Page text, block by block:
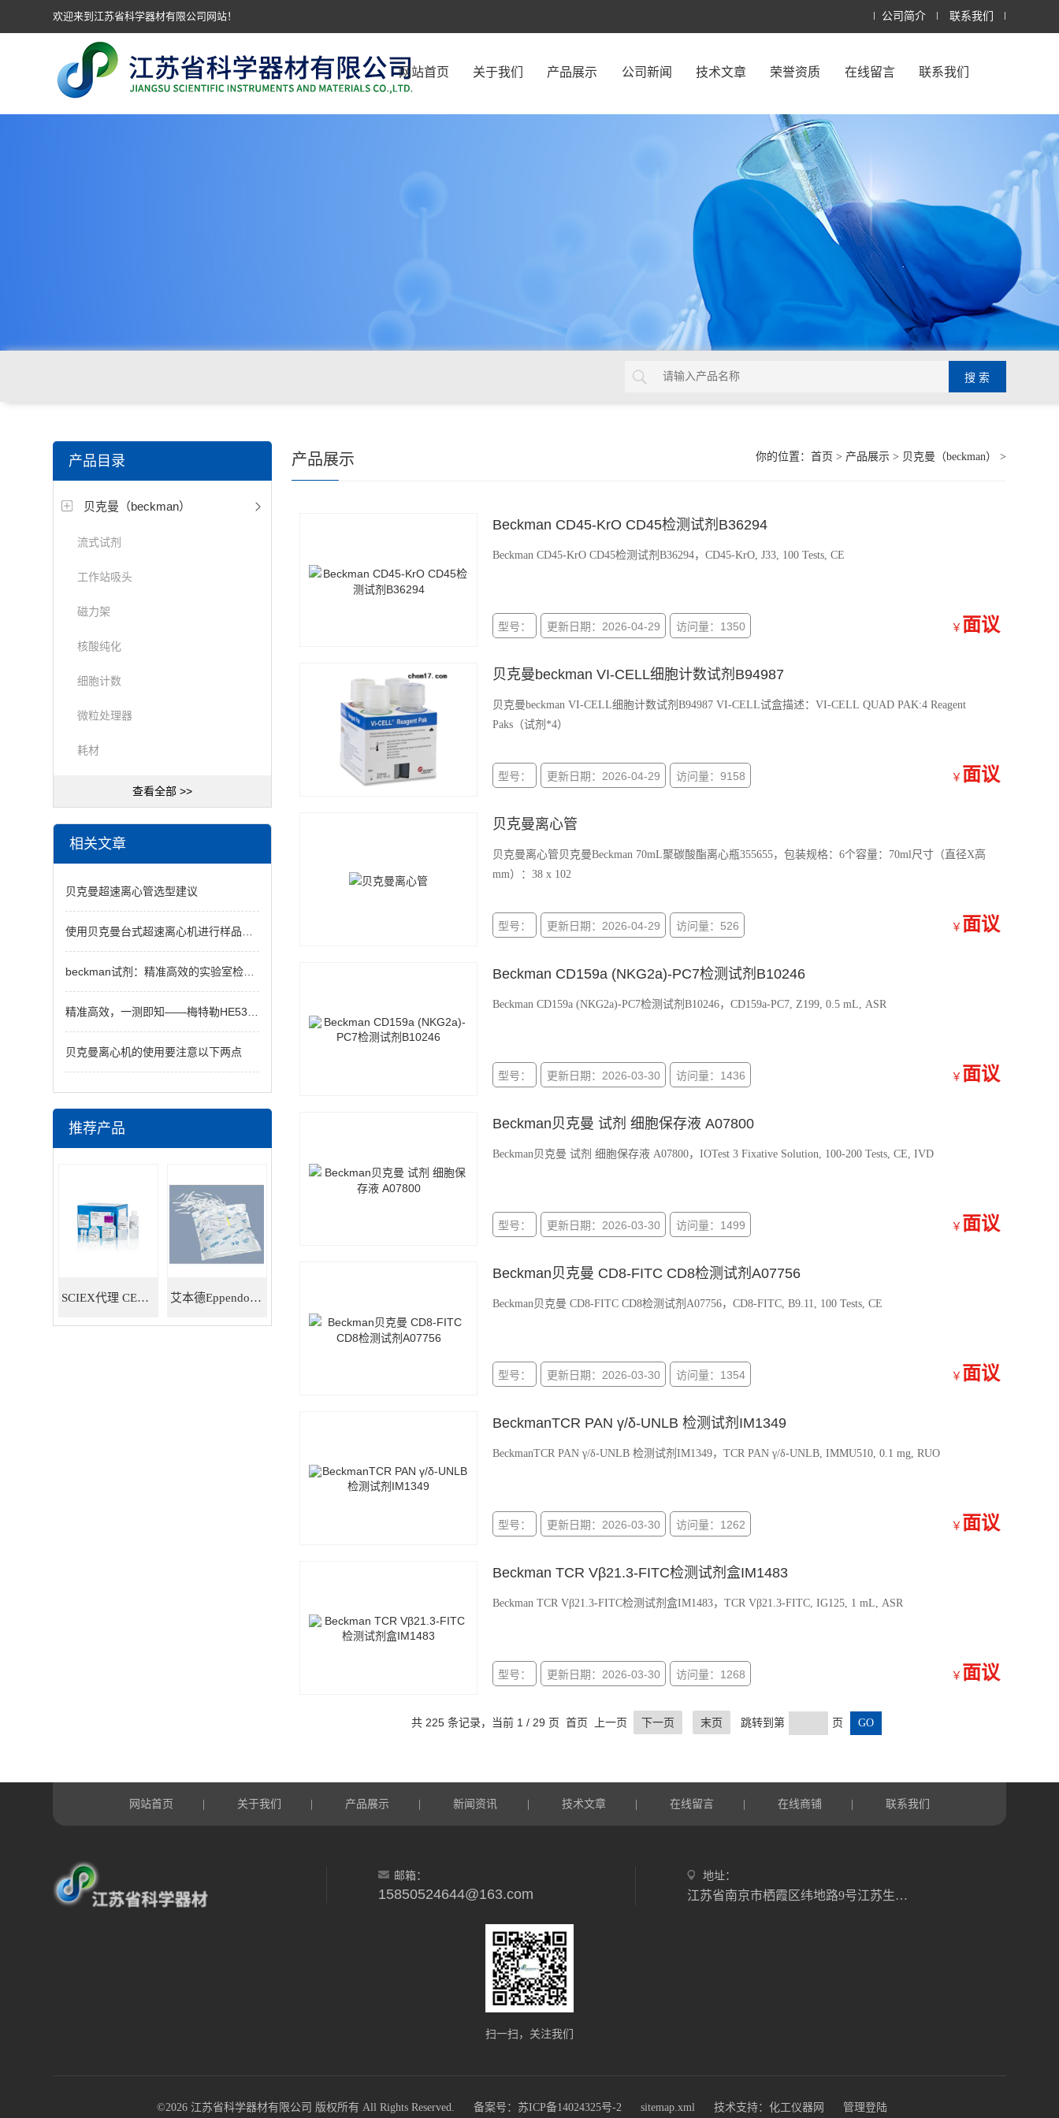
欢迎来到江苏省科学器材有限公司网站！ 公司简介 联系我们
网站首页 关于我们 产品展示 公司新闻 技术文章 荣誉资质 在线留言 联系我们
产品目录
贝克曼（beckman）
流式试剂
工作站吸头
磁力架
核酸纯化
细胞计数
微粒处理器
耗材
查看全部 >>
相关文章
贝克曼超速离心管选型建议
使用贝克曼台式超速离心机进行样品处理的优点
beckman试剂：精准高效的实验室检测试剂
精准高效，一测即知——梅特勒HE53快速水分仪开启实验室智能化新纪元
贝克曼离心机的使用要注意以下两点
推荐产品
SCIEX代理 CE耗材试剂 毛细管电泳试剂耗材 艾本德Eppendorf 5ml移液器吸头 30000978
你的位置： 首页 > 产品展示> 贝克曼（beckman） >
产品展示
Beckman CD45-KrO CD45检测试剂B36294
Beckman CD45-KrO CD45检测试剂B36294，CD45-KrO, J33, 100 Tests, CE
型号： 更新日期：2026-04-29 访问量：1350 ￥ 面议
贝克曼beckman VI-CELL细胞计数试剂B94987
贝克曼beckman VI-CELL细胞计数试剂B94987 VI-CELL试盒描述：VI-CELL QUAD PAK:4 Reagent
Paks（试剂*4）
型号： 更新日期：2026-04-29 访问量：9158 ￥ 面议
贝克曼离心管
贝克曼离心管贝克曼Beckman 70mL聚碳酸酯离心瓶355655，包装规格：6个容量：70ml尺寸（直径X高
mm）：38 x 102
型号： 更新日期：2026-04-29 访问量：526 ￥ 面议
Beckman CD159a (NKG2a)-PC7检测试剂B10246
Beckman CD159a (NKG2a)-PC7检测试剂B10246，CD159a-PC7, Z199, 0.5 mL, ASR
型号： 更新日期：2026-03-30 访问量：1436 ￥ 面议
Beckman贝克曼 试剂 细胞保存液 A07800
Beckman贝克曼 试剂 细胞保存液 A07800，IOTest 3 Fixative Solution, 100-200 Tests, CE, IVD
型号： 更新日期：2026-03-30 访问量：1499 ￥ 面议
Beckman贝克曼 CD8-FITC CD8检测试剂A07756
Beckman贝克曼 CD8-FITC CD8检测试剂A07756，CD8-FITC, B9.11, 100 Tests, CE
型号： 更新日期：2026-03-30 访问量：1354 ￥ 面议
BeckmanTCR PAN γ/δ-UNLB 检测试剂IM1349
BeckmanTCR PAN γ/δ-UNLB 检测试剂IM1349，TCR PAN γ/δ-UNLB, IMMU510, 0.1 mg, RUO
型号： 更新日期：2026-03-30 访问量：1262 ￥ 面议
Beckman TCR Vβ21.3-FITC检测试剂盒IM1483
Beckman TCR Vβ21.3-FITC检测试剂盒IM1483，TCR Vβ21.3-FITC, IG125, 1 mL, ASR
型号： 更新日期：2026-03-30 访问量：1268 ￥ 面议
共 225 条记录，当前 1 / 29 页 首页 上一页 下一页 末页 跳转到第 页
网站首页 关于我们 产品展示 新闻资讯 技术文章 在线留言 在线商铺 联系我们
邮箱：
15850524644@163.com
地址：
江苏省南京市栖霞区纬地路9号江苏生命科技创新园B3幢
扫一扫，关注我们
©2026 江苏省科学器材有限公司 版权所有 All Rights Reserved. 备案号：苏ICP备14024325号-2 sitemap.xml 技术支持： 化工仪器网 管理登陆